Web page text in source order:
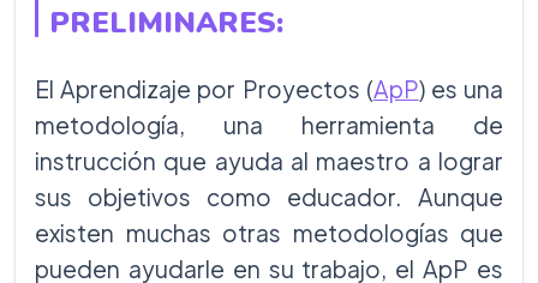
PRELIMINARES:
El Aprendizaje por Proyectos (ApP) es una
metodología, una herramienta de
instrucción que ayuda al maestro a lograr
sus objetivos como educador. Aunque
existen muchas otras metodologías que
pueden ayudarle en su trabajo, el ApP es